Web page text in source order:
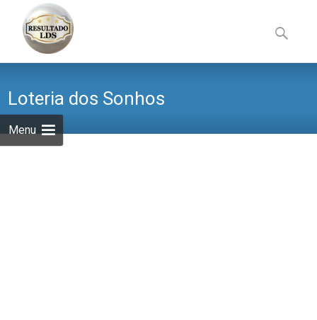
Menu
to
content
por:
Loteria dos Sonhos